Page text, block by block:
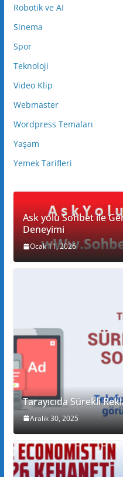
Robotik ve AI
Sinema
Spor
Teknoloji
Video Klip
Webmaster
Wordpress Temaları
Yaşam
Yemek Tarifleri
Ask yolu Sohbet ile
Deneyimi
Ocak 11, 2026
Tarayıcıda Sürekli
Aralık 30, 2025